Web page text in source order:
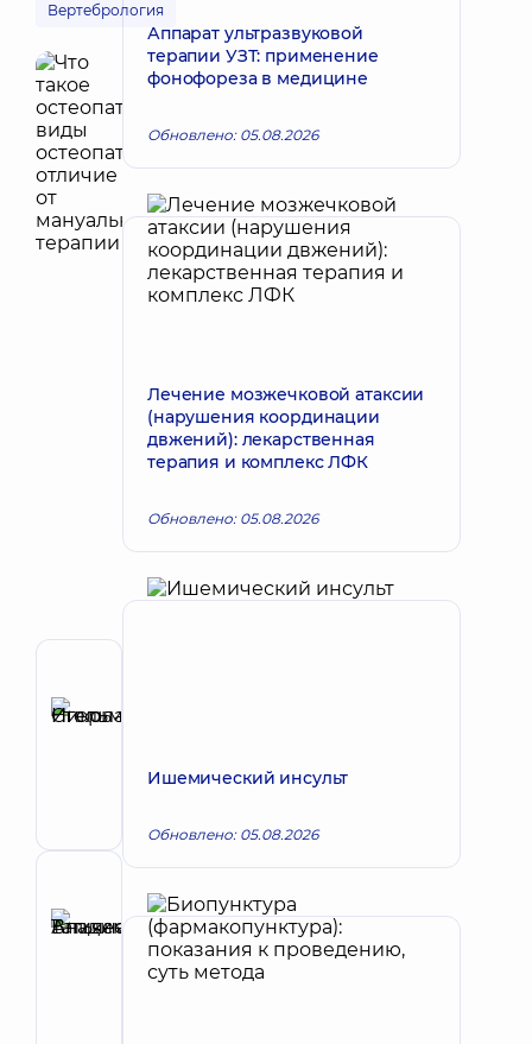
Вертебрология
Вертебролог;
физической
медицины
(ФРМ);
Ортопед-
травматолог;
Рецензент
Аникеева
Татьяна
Владимировна
Запись к врачу
Аппарат ультразвуковой
терапии УЗТ: применение
фонофореза в медицине
Обновлено: 05.08.2026
Лечение мозжечковой атаксии
(нарушения координации
двжений): лекарственная
терапия и комплекс ЛФК
Обновлено: 05.08.2026
Ишемический инсульт
Обновлено: 05.08.2026